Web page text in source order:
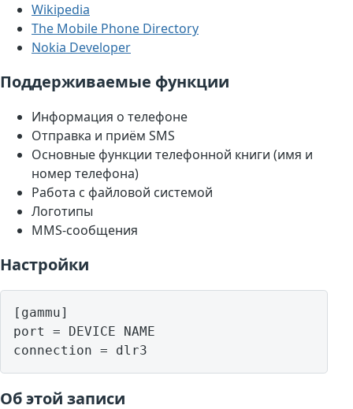
Wikipedia
The Mobile Phone Directory
Nokia Developer
Поддерживаемые функции
Информация о телефоне
Отправка и приём SMS
Основные функции телефонной книги (имя и
номер телефона)
Работа с файловой системой
Логотипы
MMS-сообщения
Настройки
[gammu]
port = DEVICE NAME
Об этой записи